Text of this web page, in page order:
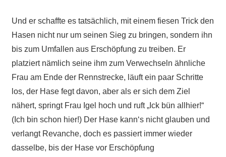
Und er schaffte es tatsächlich, mit einem fiesen Trick den
Hasen nicht nur um seinen Sieg zu bringen, sondern ihn
bis zum Umfallen aus Erschöpfung zu treiben. Er
platziert nämlich seine ihm zum Verwechseln ähnliche
Frau am Ende der Rennstrecke, läuft ein paar Schritte
los, der Hase fegt davon, aber als er sich dem Ziel
nähert, springt Frau Igel hoch und ruft „Ick bün allhier!“
(Ich bin schon hier!) Der Hase kann‘s nicht glauben und
verlangt Revanche, doch es passiert immer wieder
dasselbe, bis der Hase vor Erschöpfung